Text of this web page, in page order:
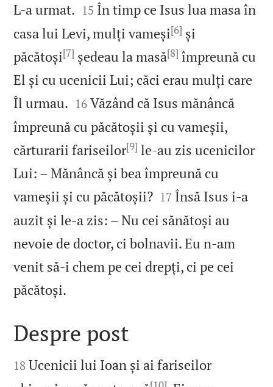
L‑a urmat. 

15 În timp ce Isus lua masa în
casa lui Levi, mulți vameși[6] și
păcătoși[7] ședeau la masă[8] împreună cu
El și cu ucenicii Lui; căci erau mulți care
Îl urmau. 

16 Văzând că Isus mănâncă
împreună cu păcătoșii și cu vameșii,
cărturarii fariseilor[9] le‑au zis ucenicilor
Lui: – Mănâncă și bea împreună cu
vameșii și cu păcătoșii?
17 Însă Isus i‑a
auzit și le‑a zis: – Nu cei sănătoși au
nevoie de doctor, ci bolnavii. Eu n‑am
venit să‑i chem pe cei drepți, ci pe cei
păcătoși.

Despre post

18 Ucenicii lui Ioan și ai fariseilor